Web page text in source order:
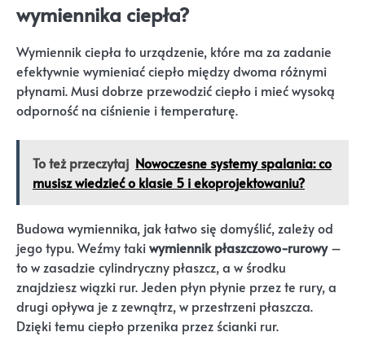
wymiennika ciepła?
Wymiennik ciepła to urządzenie, które ma za zadanie
efektywnie wymieniać ciepło między dwoma różnymi
płynami. Musi dobrze przewodzić ciepło i mieć wysoką
odporność na ciśnienie i temperaturę.
To też przeczytaj Nowoczesne systemy spalania: co
musisz wiedzieć o klasie 5 i ekoprojektowaniu?
Budowa wymiennika, jak łatwo się domyślić, zależy od
jego typu. Weźmy takiwymiennik płaszczowo-rurowy–
to w zasadzie cylindryczny płaszcz, a w środku
znajdziesz wiązki rur. Jeden płyn płynie przez te rury, a
drugi opływa je z zewnątrz, w przestrzeni płaszcza.
Dzięki temu ciepło przenika przez ścianki rur.